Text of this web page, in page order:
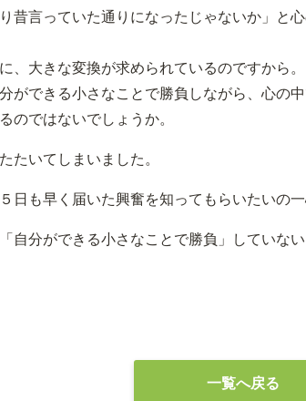
り昔言っていた通りになったじゃないか」と
、大きな変換が求められているのですから。
ができる小さなことで勝負しながら、心の
のではないでしょうか。
たいてしまいました。
日も早く届いた興奮を知ってもらいたいの一
自分ができる小さなことで勝負」していな
一覧へ戻る